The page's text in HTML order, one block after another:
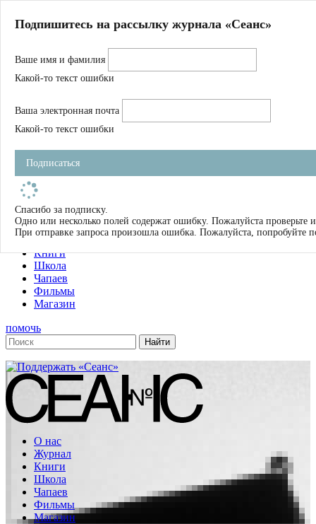
Магазин
Журнал
Школа
Устав
Фильмы
Имена
Тэги
О нас
Журнал
Книги
Школа
Чапаев
Фильмы
Магазин
помочь
О нас
Журнал
Книги
Школа
Чапаев
Фильмы
Магазин
Подпишитесь на рассылку журнала «Сеанс»
Ваше имя и фамилия
Какой-то текст ошибки
Ваша электронная почта
Какой-то текст ошибки
Подписаться
Спасибо за подписку.
Одно или несколько полей содержат ошибку. Пожалуйста проверьте
При отправке запроса произошла ошибка. Пожалуйста, попробуйте